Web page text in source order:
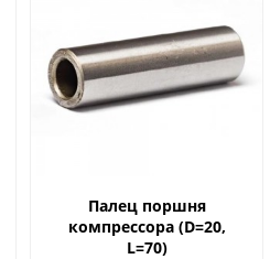
Палец поршня
компрессора (D=20,
L=70)